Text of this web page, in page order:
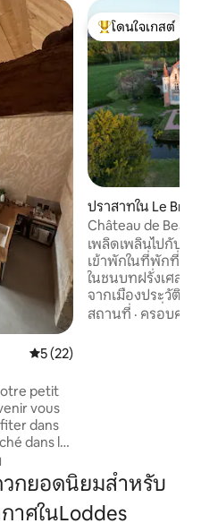
คะแนนเฉลี่ย 5 จาก 5, 22 รีวิว
5 (22)
petit
vous
dans
dans le
de notre
autre
est
et
โดนใจเกสต์ที่สุด
โดนใจเกสต์
ปราสาทใน Le
Château de
แวร์ญ
เพลิดเพลินไปกับเ
เข้าพักในที่พักที่ไม่
ในชนบทฝรั่งเศสที่
จากเมืองประวัติศ
กลางแจ้งไม่กี่แห่ง
สถานที่ · ครอบครัว
กยอดนิยมสำหรับ
าศในLoddes